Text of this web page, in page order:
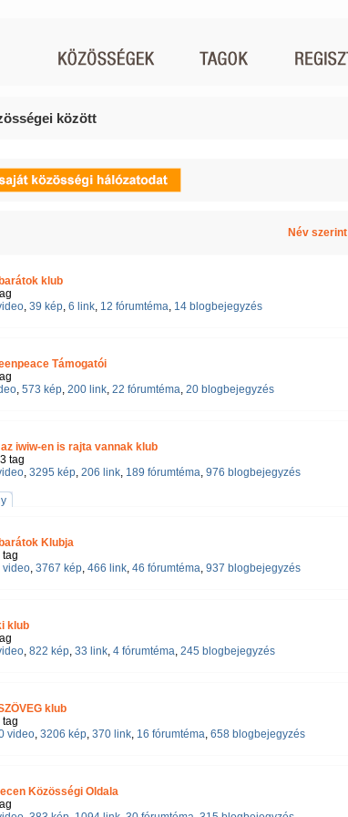
között
Név szerint
klub
, 39 kép, 6 link, 12 fórumtéma, 14 blogbejegyzés
Támogatói
, 573 kép, 200 link, 22 fórumtéma, 20 blogbejegyzés
iwiw-en is rajta vannak klub
tag
, 3295 kép, 206 link, 189 fórumtéma, 976 blogbejegyzés
Klubja
video, 3767 kép, 466 link, 46 fórumtéma, 937 blogbejegyzés
klub
, 822 kép, 33 link, 4 fórumtéma, 245 blogbejegyzés
klub
video, 3206 kép, 370 link, 16 fórumtéma, 658 blogbejegyzés
Közösségi Oldala